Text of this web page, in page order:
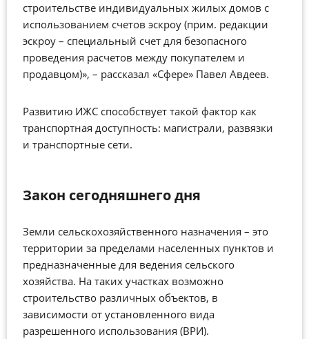
строительстве индивидуальных жилых домов с
использованием счетов эскроу (прим. редакции
эскроу – специальный счет для безопасного
проведения расчетов между покупателем и
продавцом)», – рассказал «Сфере» Павел Авдеев.
Развитию ИЖС способствует такой фактор как
транспортная доступность: магистрали, развязки
и транспортные сети.
Закон сегодняшнего дня
Земли сельскохозяйственного назначения – это
территории за пределами населенных пунктов и
предназначенные для ведения сельского
хозяйства. На таких участках возможно
строительство различных объектов, в
зависимости от установленного вида
разрешенного использования (ВРИ).